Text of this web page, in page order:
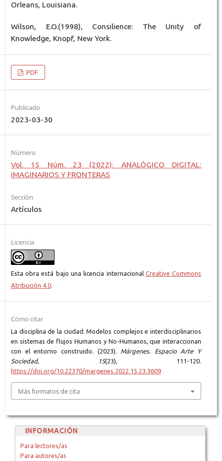
Orleans, Louisiana.
Wilson, E.O.(1998), Consilience: The Unity of
Knowledge, Knopf, New York.
PDF
Publicado
2023-03-30
Número
Vol. 15 Núm. 23 (2022): ANALÓGICO DIGITAL:
IMAGINARIOS Y FRONTERAS
Sección
Artículos
Licencia
Esta obra está bajo una licencia internacional Creative Commons
Atribución 4.0.
Cómo citar
La disciplina de la ciudad: Modelos complejos e interdisciplinarios
en sistemas de flujos Humanos y No-Humanos, que interaccionan
con el entorno construido. (2023). Márgenes. Espacio Arte Y
Sociedad, 15(23), 111-120.
https://doi.org/10.22370/margenes.2022.15.23.3609
Más formatos de cita
INFORMACIÓN
Para lectores/as
Para autores/as